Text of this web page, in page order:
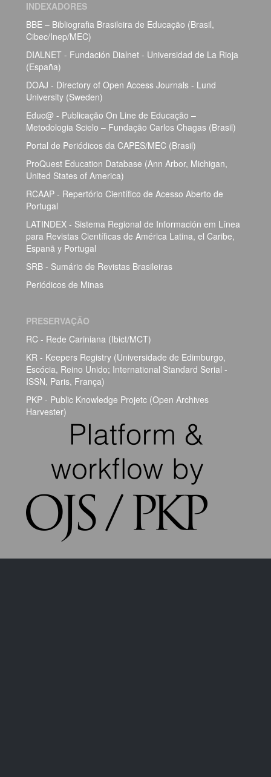
INDEXADORES
BBE – Bibliografia Brasileira de Educação (Brasil,
Cibec/Inep/MEC)
DIALNET - Fundación Dialnet - Universidad de La Rioja
(España)
DOAJ - Directory of Open Access Journals - Lund
University (Sweden)
Educ@ - Publicação On Line de Educação –
Metodologia Scielo – Fundação Carlos Chagas (Brasil)
Portal de Periódicos da CAPES/MEC (Brasil)
ProQuest Education Database (Ann Arbor, Michigan,
United States of America)
RCAAP - Repertório Científico de Acesso Aberto de
Portugal
LATINDEX - Sistema Regional de Información em Línea
para Revistas Científicas de América Latina, el Caribe,
Espanã y Portugal
SRB - Sumário de Revistas Brasileiras
Periódicos de Minas
PRESERVAÇÃO
RC - Rede Cariniana (Ibict/MCT)
KR - Keepers Registry (Universidade de Edimburgo,
Escócia, Reino Unido; International Standard Serial -
ISSN, Paris, França)
PKP - Public Knowledge Projetc (Open Archives
Harvester)